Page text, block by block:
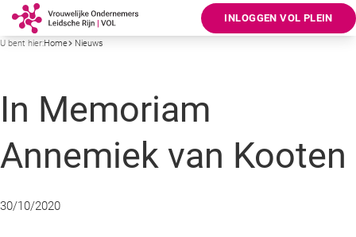
INLOGGEN VOL PLEIN
U bent hier:Home Nieuws
In Memoriam
Annemiek van Kooten
30/10/2020